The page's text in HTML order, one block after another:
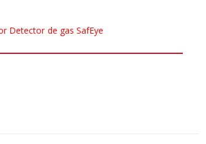
Detector de gas SafEye